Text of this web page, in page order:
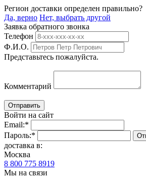
Регион доставки определен правильно?
Да, верно Нет, выбрать другой
Заявка обратного звонка
Телефон
Ф.И.О.
Представьтесь пожалуйста.
Комментарий
Войти на сайт
Email:*
Пароль:*
доставка в:
Москва
8 800 775 8919
Мы на связи